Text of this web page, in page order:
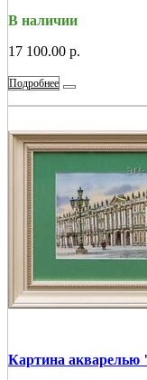
В наличии
17 100.00 р.
Подробнее
Картина